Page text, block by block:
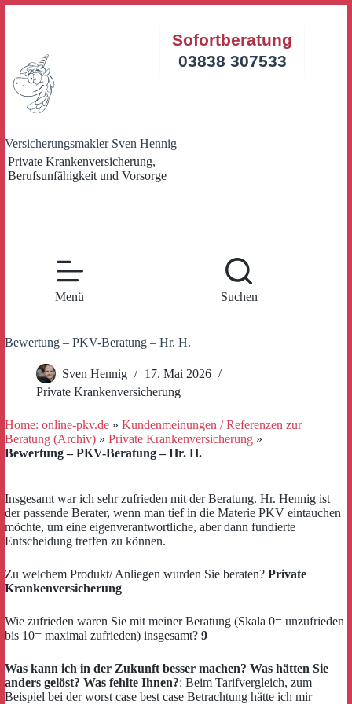
Versicherungsmakler Sven Hennig
Private Krankenversicherung,
Berufsunfähigkeit und Vorsorge
Sofortberatung
03838 307533
Menü Suchen
Bewertung – PKV-Beratung – Hr. H.
Sven Hennig
17. Mai 2026
Private Krankenversicherung
Home: online-pkv.de » Kundenmeinungen / Referenzen zur
Beratung (Archiv) » Private Krankenversicherung »
Bewertung – PKV-Beratung – Hr. H.
Insgesamt war ich sehr zufrieden mit der Beratung. Hr. Hennig ist
der passende Berater, wenn man tief in die Materie PKV eintauchen
möchte, um eine eigenverantwortliche, aber dann fundierte
Entscheidung treffen zu können.
Zu welchem Produkt/ Anliegen wurden Sie beraten? Private
Krankenversicherung
Wie zufrieden waren Sie mit meiner Beratung (Skala 0= unzufrieden
bis 10= maximal zufrieden) insgesamt? 9
Was kann ich in der Zukunft besser machen? Was hätten Sie
anders gelöst? Was fehlte Ihnen?: Beim Tarifvergleich, zum
Beispiel bei der worst case best case Betrachtung hätte ich mir